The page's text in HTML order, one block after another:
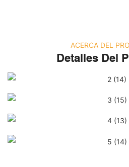
ACERCA DEL
Detalles Del